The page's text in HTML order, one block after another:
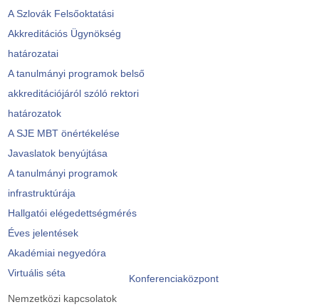
A Szlovák Felsőoktatási
Akkreditációs Ügynökség
határozatai
A tanulmányi programok belső
akkreditációjáról szóló rektori
határozatok
A SJE MBT önértékelése
Javaslatok benyújtása
A tanulmányi programok
infrastruktúrája
Hallgatói elégedettségmérés
Éves jelentések
Akadémiai negyedóra
Virtuális séta
Konferenciaközpont
Nemzetközi kapcsolatok